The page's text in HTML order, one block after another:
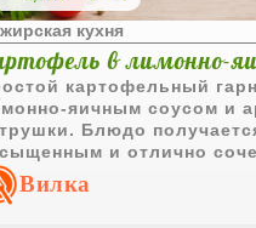
кухня
в лимонно-
картофельный
яичным соусом и
Блюдо
и отлично
или рыбой.
Вилка